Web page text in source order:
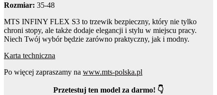
Rozmiar: 35-48
MTS INFINY FLEX S3 to trzewik bezpieczny, który nie tylko
chroni stopy, ale także dodaje elegancji i stylu w miejscu pracy.
Niech Twój wybór będzie zarówno praktyczny, jak i modny.
Karta techniczna
Po więcej zapraszamy na www.mts-polska.pl
Przetestuj ten model za darmo! 👇